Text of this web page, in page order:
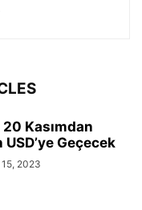
Kasımdan
USD’ye Geçecek
15, 2023